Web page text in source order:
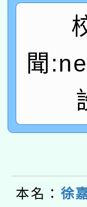
礎課
A3
「數
pilot
有關
薪期
轉知
動」
115
開 智
本校
招甄
適應
聞
本名： 徐